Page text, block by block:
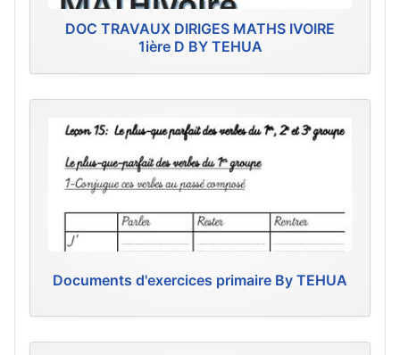
DOC TRAVAUX DIRIGES MATHS IVOIRE
1ière D BY TEHUA
Documents d'exercices primaire By TEHUA